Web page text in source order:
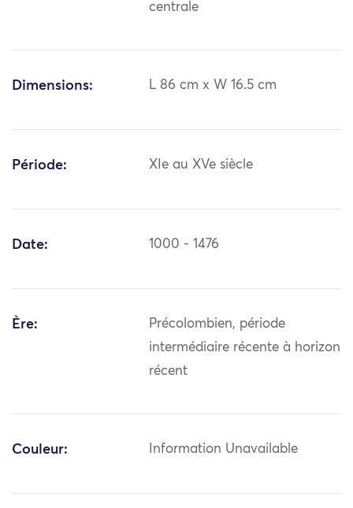
centrale
Dimensions: L 86 cm x W 16.5 cm
Période: XIe au XVe siècle
Date: 1000 - 1476
Ère:
Précolombien, période
intermédiaire récente à horizon
récent
Couleur: Information Unavailable